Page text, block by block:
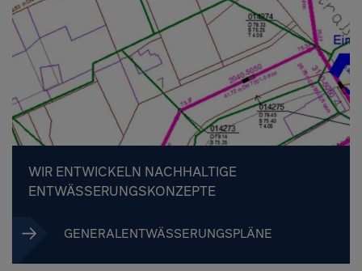
WIR ENTWICKELN NACHHALTIGE
ENTWÄSSERUNGSKONZEPTE
GENERALENTWÄSSERUNGSPLÄNE